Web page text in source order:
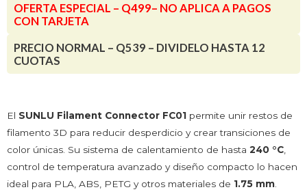
OFERTA ESPECIAL – Q499– NO APLICA A PAGOS
CON TARJETA
PRECIO NORMAL – Q539 – DIVIDELO HASTA 12
CUOTAS
El SUNLU Filament Connector FC01 permite unir restos de
filamento 3D para reducir desperdicio y crear transiciones de
color únicas. Su sistema de calentamiento de hasta 240 °C
control de temperatura avanzado y diseño compacto lo hacen
ideal para PLA, ABS, PETG y otros materiales de 1.75 mm